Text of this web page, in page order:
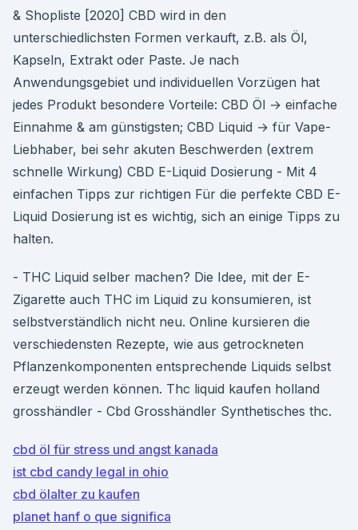
& Shopliste [2020] CBD wird in den
unterschiedlichsten Formen verkauft, z.B. als Öl,
Kapseln, Extrakt oder Paste. Je nach
Anwendungsgebiet und individuellen Vorzügen hat
jedes Produkt besondere Vorteile: CBD Öl → einfache
Einnahme & am günstigsten; CBD Liquid → für Vape-
Liebhaber, bei sehr akuten Beschwerden (extrem
schnelle Wirkung) CBD E-Liquid Dosierung - Mit 4
einfachen Tipps zur richtigen Für die perfekte CBD E-
Liquid Dosierung ist es wichtig, sich an einige Tipps zu
halten.
- THC Liquid selber machen? Die Idee, mit der E-
Zigarette auch THC im Liquid zu konsumieren, ist
selbstverständlich nicht neu. Online kursieren die
verschiedensten Rezepte, wie aus getrockneten
Pflanzenkomponenten entsprechende Liquids selbst
erzeugt werden können. Thc liquid kaufen holland
grosshändler - Cbd Grosshändler Synthetisches thc.
cbd öl für stress und angst kanada
ist cbd candy legal in ohio
cbd ölalter zu kaufen
planet hanf o que significa